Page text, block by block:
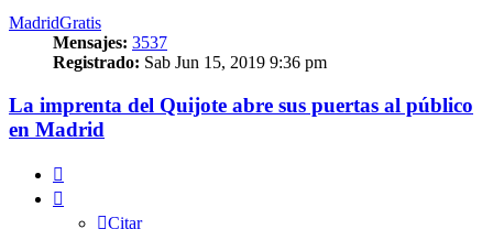
MadridGratis
Mensajes: 3537
Registrado: Sab Jun 15, 2019 9:36 pm
La imprenta del Quijote abre sus puertas al público
en Madrid
Citar